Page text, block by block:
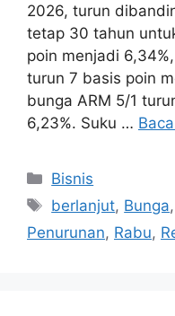
2026, turun
tetap 30 tahun
poin menjadi
turun 7 basis poin
bunga ARM 5/1
6,23%. Suku …
Kategori
Bisnis
Tag
berlanjut, Bunga,
Penurunan, Rabu,